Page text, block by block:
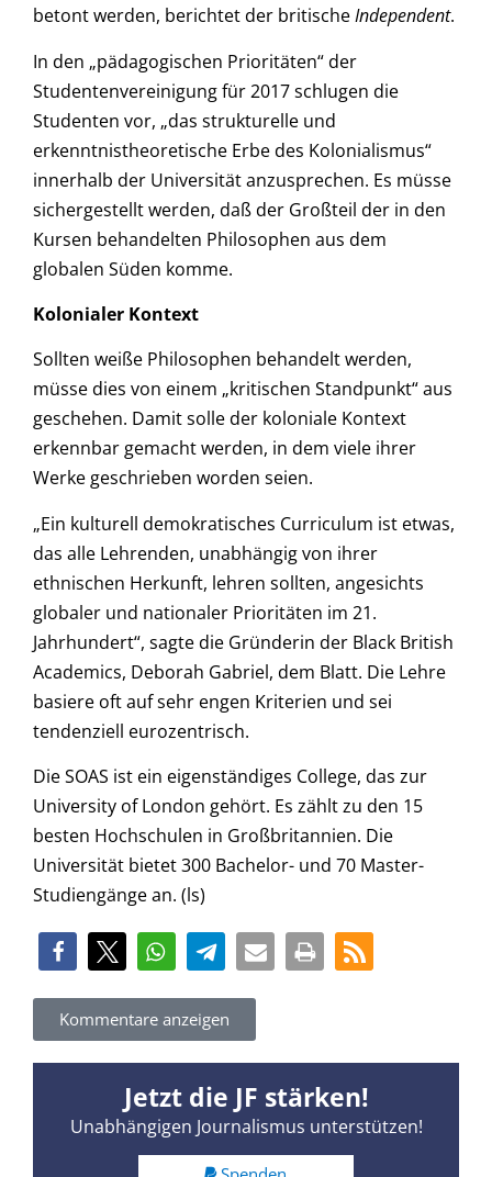
betont werden, berichtet der britischeIndependent.
In den „pädagogischen Prioritäten“ der
Studentenvereinigung für 2017 schlugen die
Studenten vor, „das strukturelle und
erkenntnistheoretische Erbe des Kolonialismus“
innerhalb der Universität anzusprechen. Es müsse
sichergestellt werden, daß der Großteil der in den
Kursen behandelten Philosophen aus dem
globalen Süden komme.
Kolonialer Kontext
Sollten weiße Philosophen behandelt werden,
müsse dies von einem „kritischen Standpunkt“ aus
geschehen. Damit solle der koloniale Kontext
erkennbar gemacht werden, in dem viele ihrer
Werke geschrieben worden seien.
„Ein kulturell demokratisches Curriculum ist etwas,
das alle Lehrenden, unabhängig von ihrer
ethnischen Herkunft, lehren sollten, angesichts
globaler und nationaler Prioritäten im 21.
Jahrhundert“, sagte die Gründerin der Black British
Academics, Deborah Gabriel, dem Blatt. Die Lehre
basiere oft auf sehr engen Kriterien und sei
tendenziell eurozentrisch.
Die SOAS ist ein eigenständiges College, das zur
University of London gehört. Es zählt zu den 15
besten Hochschulen in Großbritannien. Die
Universität bietet 300 Bachelor- und 70 Master-
Studiengänge an. (ls)
Kommentare anzeigen
Jetzt die JF stärken!
Unabhängigen Journalismus unterstützen!